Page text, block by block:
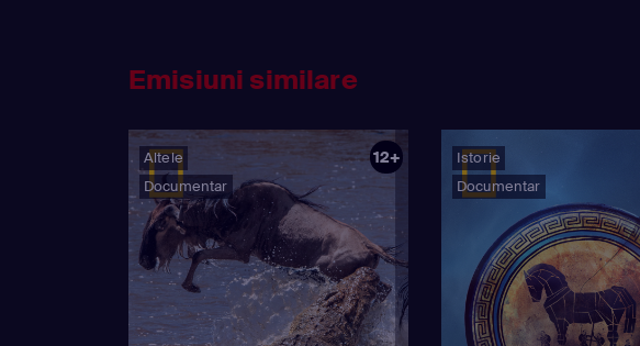
Emisiuni similare
Altele
Documentar
12+
Istorie
Documentar